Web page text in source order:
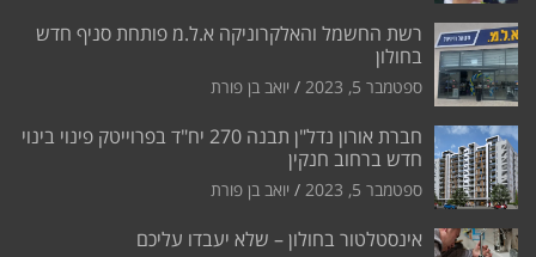
רשת החשמל והאלקרוניקה א.ל.מ פותחת סניף חדש
בחולון
ספטמבר 5, 2023 יואב בן פורת
חברת אורון נדל"ן תבנה 270 יח"ד בפרוייטק פינוי בינוי
חדש ברחוב חנקין
ספטמבר 5, 2023 יואב בן פורת
אינסטלטור בחולון – שלא יעבדו עליכם